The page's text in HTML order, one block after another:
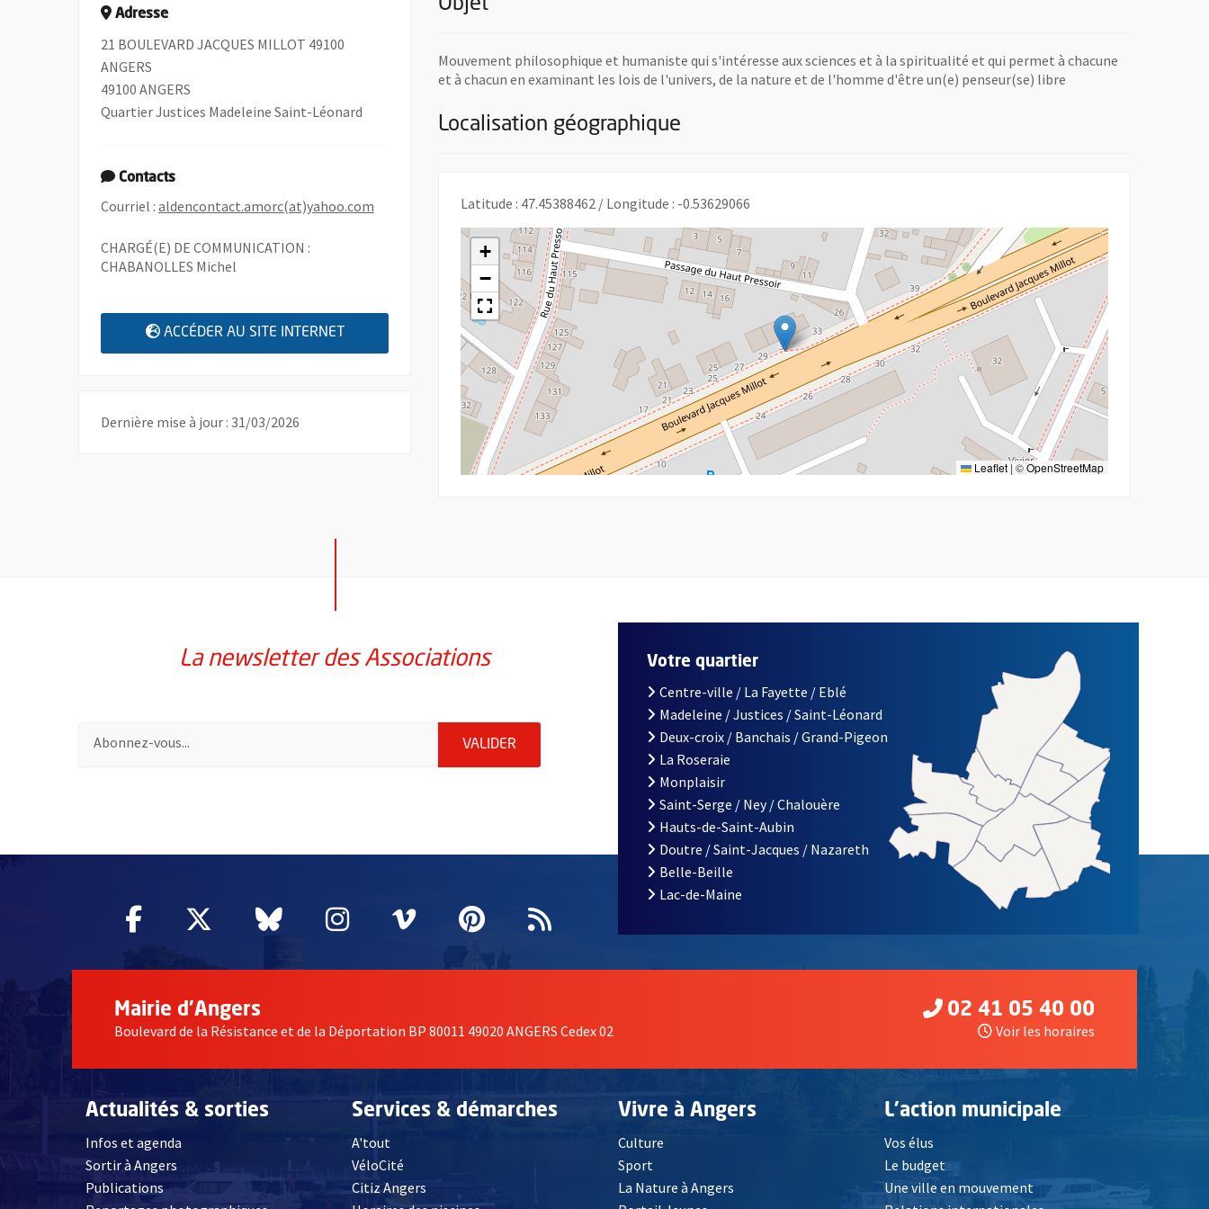
Objet
Mouvement philosophique et humaniste qui s'intéresse aux sciences et à la spiritualité et qui permet à chacune
et à chacun en examinant les lois de l'univers, de la nature et de l'homme d'être un(e) penseur(se) libre
Localisation géographique
Latitude : 47.45388462 / Longitude : -0.53629066
+
−
Leaflet| ©OpenStreetMap
Adresse
21 BOULEVARD JACQUES MILLOT 49100
ANGERS
49100 ANGERS
Quartier Justices Madeleine Saint-Léonard
Contacts
Courriel :aldencontact.amorc(at)yahoo.com , Ouvre une nouvelle fenêtre
CHARGÉ(E) DE COMMUNICATION :
CHABANOLLES Michel
ACCÉDER AU SITE INTERNET , OUVRE UNE NOUVELLE FENÊTRE
Dernière mise à jour : 31/03/2026
La newsletter des Associations
Pour vous inscrire à la lettre d'information des associations de la ville d'Angers, indiquez votre email (champ obligatoire)
VALIDER ENVOYER MA DEMANDE D'INSCRIPTION À LA LETTRE D'INFORMATION DES ASSOCIATIONS DE LA VILLE
Facebook
, Ouvre une nouvelle fenêtre
Twitter
, Ouvre une nouvelle fenêtre
Bluesky
, Ouvre une nouvelle fenêtre
Instagram
, Ouvre une nouvelle fenêtre
Vimeo
, Ouvre une nouvelle fenêtre
Pinterest
, Ouvre une nouvelle fenêtre
Flux RSS
Votre quartier
Centre-ville / La Fayette / Eblé
Madeleine / Justices / Saint-Léonard
Deux-croix / Banchais / Grand-Pigeon
La Roseraie
Monplaisir
Saint-Serge / Ney / Chalouère
Hauts-de-Saint-Aubin
Doutre / Saint-Jacques / Nazareth
Belle-Beille
Lac-de-Maine
Mairie d'Angers
Boulevard de la Résistance et de la Déportation BP 80011 49020 ANGERS Cedex 02
02 41 05 40 00
Voir les horaires
Actualités & sorties
Infos et agenda
Sortir à Angers
Publications
Services & démarches
A'tout
VéloCité
Citiz Angers , Ouvre une nouvelle fenêtre
Vivre à Angers
Culture
Sport
La Nature à Angers
L'action municipale
Vos élus
Le budget
Une ville en mouvement